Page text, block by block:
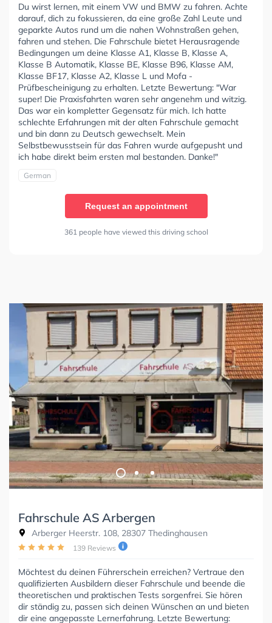
Du wirst lernen, mit einem VW und BMW zu fahren. Achte
darauf, dich zu fokussieren, da eine große Zahl Leute und
geparkte Autos rund um die nahen Wohnstraßen gehen,
fahren und stehen. Die Fahrschule bietet Herausragende
Bedingungen um deine Klasse A1, Klasse B, Klasse A,
Klasse B Automatik, Klasse BE, Klasse B96, Klasse AM,
Klasse BF17, Klasse A2, Klasse L und Mofa -
Prüfbescheinigung zu erhalten. Letzte Bewertung: "War
super! Die Praxisfahrten waren sehr angenehm und witzig.
Das war ein kompletter Gegensatz für mich. Ich hatte
schlechte Erfahrungen mit der alten Fahrschule gemacht
und bin dann zu Deutsch gewechselt. Mein
Selbstbewusstsein für das Fahren wurde aufgepusht und
ich habe direkt beim ersten mal bestanden. Danke!"
German
Request an appointment
361 people have viewed this driving school
Fahrschule AS Arbergen
Arberger Heerstr. 108, 28307 Thedinghausen
139 Reviews
Möchtest du deinen Führerschein erreichen? Vertraue den
qualifizierten Ausbildern dieser Fahrschule und beende die
theoretischen und praktischen Tests sorgenfrei. Sie hören
dir ständig zu, passen sich deinen Wünschen an und bieten
dir eine angepasste Lernerfahrung. Letzte Bewertung: